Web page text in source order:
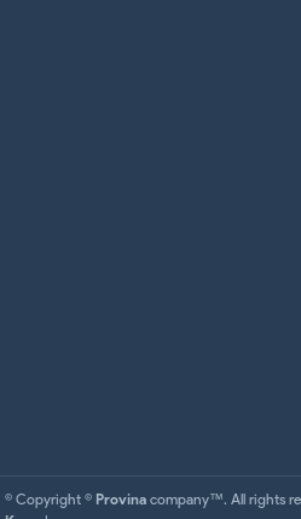
© Copyright © Provina company™. All rights